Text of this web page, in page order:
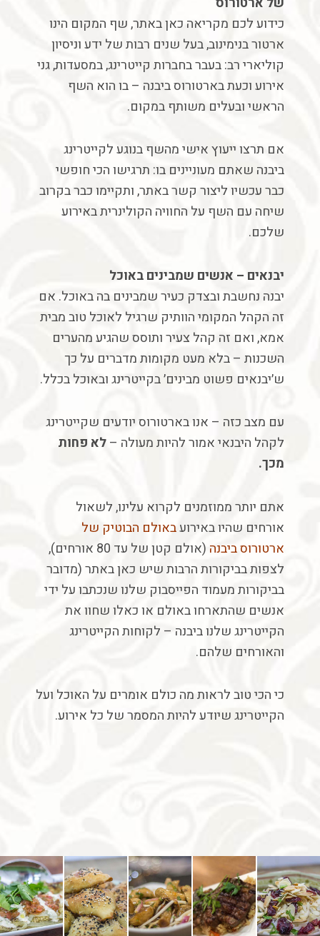
כידוע לכם מקריאה כאן באתר,שף המקום הינו
ארטורבנימינוב,בעל שנים רבות של ידע וניסיון
קוליארי רב:בעברבחברות קייטרינג,במסעדות,גני
אירוע וכעתבארטורוסביבנה –בו הוא השף
הראשי ובעלים משותףבמקום.
אם תרצו ייעוץ אישי מהשףבנוגע לקייטרינג
ביבנה שאתם מעוניינים בו: תרגישו הכי חופשי
כבר עכשיו ליצור קשרבאתר,ותקיימו כברבקרוב
שיחה עם השף על החוויה הקולינריתבאירוע
שלכם.
יבנאים – אנשים שמביניםבאוכל
יבנה נחשבת ובצדק כעיר שמבינים בהבאוכל. אם
זה הקהל המקומי הוותיק שרגיל לאוכל טוב מבית
אמא,ואם זה קהלצעיר ותוסס שהגיע מהערים
השכנות–בלא מעט מקומות מדברים על כך
ש׳יבנאים פשוט מבינים׳בקייטרינג ובאוכלבכלל.
עם מצב כזה – אנובארטורוס יודעים שקייטרינג
לקהל היבנאי אמור להיות מעולה –לא פחות
מכך.
אתם יותר ממוזמנים לקרוא עלינו,לשאול
אורחים שהיובאירועבאולם הבוטיק של
ארטורוסביבנה (אולם קטן של עד אורחים),
לצפותבביקורות הרבות שיש כאןבאתר(מדובר
בביקורות מעמוד הפייסבוק שלנו שנכתבו על ידי
אנשים שהתארחובאולם או כאלו שחוו את
הקייטרינג שלנוביבנה – לקוחות הקייטרינג
והאורחים שלהם.
כי הכי טוב לראות מה כולם אומרים על האוכל ועל
הקייטרינג שיודע להיות המסמר של כל אירוע.